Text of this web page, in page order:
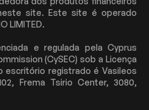
site. Este site é operado
LIMITED.
e regulada pela Cyprus
(CySEC) sob a Licença
escritório registrado é Vasileos
Frema Tsirio Center, 3080,